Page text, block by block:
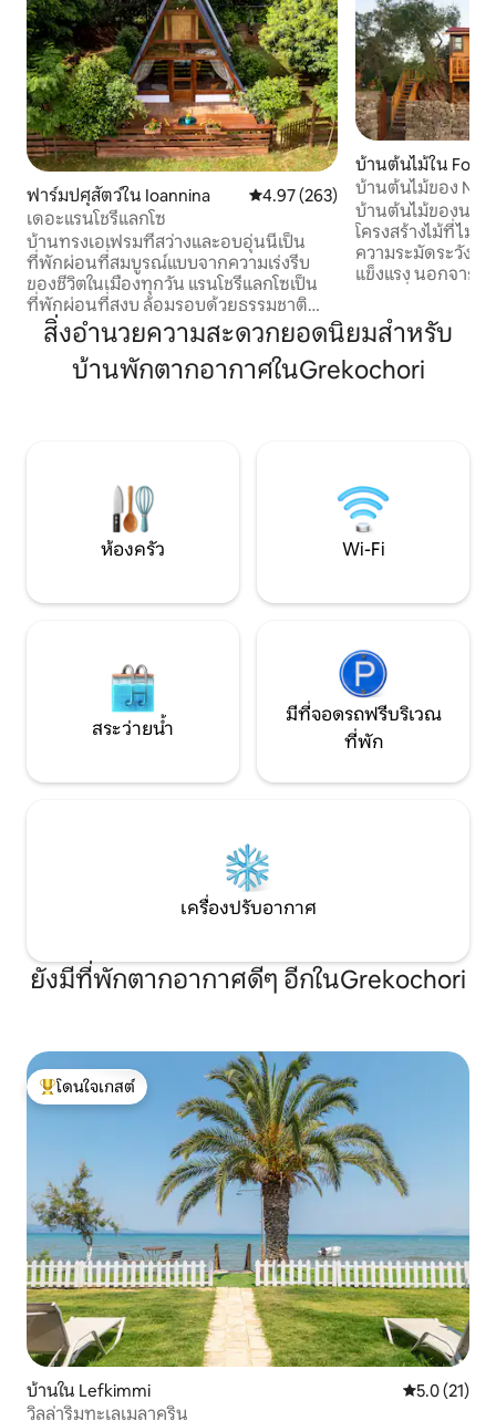
ฟาร์มปศุสัตว์ใน Ioannina คะแนนเฉลี่ย 4.97 จาก 5, 263 รีวิว
4.97 (263)
เดอะแรนโชรีแลกโซ
บ้านทรงเอเฟรมที่สว่างและอบอุ่นนี้เป็น
ที่พักผ่อนที่สมบูรณ์แบบจากความเร่งรีบ
ของชีวิตในเมืองทุกวัน แรนโชรีแลกโซเป็น
ที่พักผ่อนที่สงบ ล้อมรอบด้วยธรรมชาติ
เหมาะสำหรับคนรักธรรมชาติ ครอบครัว
และผู้เข้าพักที่เดินทางพร้อมสัตว์เลี้ยงที่
ต้องการความสงบ พื้นที่โล่ง และอากาศ
ความงามของเอพิรัส
บ้านต้นไม้ใน
บ้านต้นไม้ของ
บ้านต้นไม้ของนาโ
โครงสร้างไม้ที่ไม่
ความระมัดระวังจ
แข็งแรง นอกจากนี้
เทพนิยายประสบ
สำหรับผู้ที่ชื่นชอบ
เดินทาง ที่พักวัน
ผสานฟังก์ชั่นการใ
สิ่งอำนวยความสะดวกยอดนิยมสำหรับ
บ้านพักตากอากาศในGrekochori
ห้องครัว Wi-Fi
สระว่ายน้ำ
มีที่จอดรถฟรีบริเวณ
ที่พัก
เครื่องปรับอากาศ
ยังมีที่พักตากอากาศดีๆ อีกในGrekochori
โดนใจเกสต์ที่สุด
โดนใจเกสต์
บ้านใน Lefkimmi คะแนนเฉลี่ย
5.0 (21)
วิลล่าริมทะเลเมลาครินู